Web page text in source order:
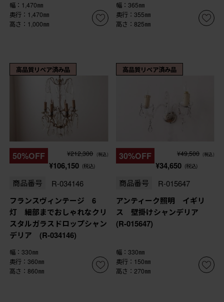
幅：1,470㎜
奥行：1,470㎜
高さ：1,000㎜
幅：365㎜
奥行：355㎜
高さ：825㎜
高品質リペア済み品
50%OFF ¥212,300 (税込)
¥106,150 (税込)
商品番号 R-034146
フランスヴィンテージ 6
灯 細部までおしゃれなクリ
スタルガラスドロップシャン
デリア (R-034146)
幅：330㎜
奥行：360㎜
高さ：860㎜
高品質リペア済み品
30%OFF ¥49,500 (税込)
¥34,650 (税込)
商品番号 R-015647
アンティーク照明 イギリ
ス 壁掛けシャンデリア
(R-015647)
幅：330㎜
奥行：150㎜
高さ：270㎜